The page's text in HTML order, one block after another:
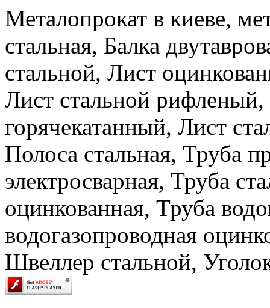
Металопрокат в киеве,
стальная, Балка
стальной, Лист
Лист стальной рифленый,
горячекатанный, Лист
Полоса стальная, Труба
электросварная, Труба
оцинкованная, Труба
водогазопроводная
Швеллер стальной,